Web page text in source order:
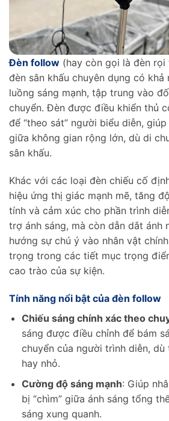
Đèn follow (hay còn gọi là đèn
đèn sân khấu chuyên dụng có khả
luồng sáng mạnh, tập trung vào
chuyển. Đèn được điều khiển thủ
để “theo sát” người biểu diễn,
giữa không gian rộng lớn, dù di
sân khấu.
Khác với các loại đèn chiếu cố
hiệu ứng thị giác mạnh mẽ, tăng
tính và cảm xúc cho phần trình
trợ ánh sáng, mà còn dẫn dắt ánh
hướng sự chú ý vào nhân vật
trọng trong các tiết mục trọng
cao trào của sự kiện.
Tính năng nổi bật của đèn follow
Chiếu sáng chính xác theo
sáng được điều chỉnh để bám
chuyển của người trình diễn, dù
hay nhỏ.
Cường độ sáng mạnh: Giúp
bị “chìm” giữa ánh sáng tổng
sáng xung quanh.